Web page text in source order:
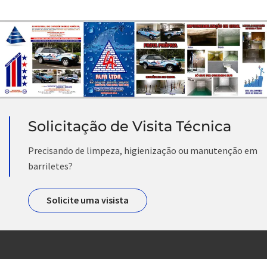
Solicitação de Visita Técnica
Precisando de limpeza, higienização ou manutenção em
barriletes?
Solicite uma visista